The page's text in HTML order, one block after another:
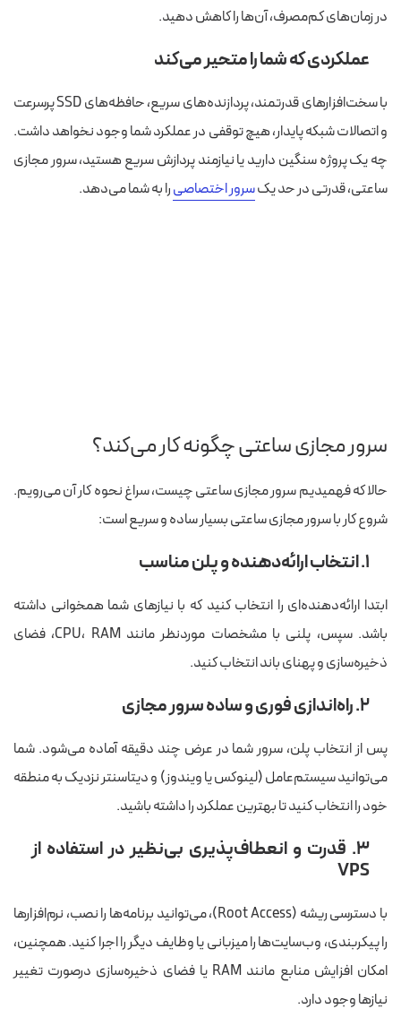
در زمان‌های کم‌مصرف، آن‌ها را کاهش دهید.
عملکردی که شما را متحیر می‌کند
با سخت‌افزارهای قدرتمند، پردازنده‌های سریع، حافظه‌های SSD پرسرعت
و اتصالات شبکه پایدار، هیچ توقفی در عملکرد شما وجود نخواهد داشت.
چه یک پروژه سنگین دارید یا نیازمند پردازش سریع هستید، سرور مجازی
ساعتی، قدرتی در حد یکسرور اختصاصیرا به شما می‌دهد.
سرور مجازی ساعتی چگونه کار می‌کند؟
حالا که فهمیدیم سرور مجازی ساعتی چیست، سراغ نحوه کار آن می‌رویم.
شروع کار با سرور مجازی ساعتی بسیار ساده و سریع است:
۱. انتخاب ارائه‌دهنده و پلن مناسب
ابتدا ارائه‌دهنده‌ای را انتخاب کنید که با نیازهای شما همخوانی داشته
باشد. سپس، پلنی با مشخصات موردنظر مانند CPU، RAM، فضای
ذخیره‌سازی و پهنای باند انتخاب کنید.
۲. راه‌اندازی فوری و ساده سرور مجازی
پس از انتخاب پلن، سرور شما در عرض چند دقیقه آماده می‌شود. شما
می‌توانید سیستم‌عامل (لینوکس یا ویندوز) و دیتاسنتر نزدیک به منطقه‌
خود را انتخاب کنید تا بهترین عملکرد را داشته باشید.
۳. قدرت و انعطاف‌پذیری بی‌نظیر در استفاده از
VPS
با دسترسی ریشه (Root Access)، می‌توانید برنامه‌ها را نصب، نرم‌افزارها
را پیکربندی، وب‌سایت‌ها را میزبانی یا وظایف دیگر را اجرا کنید. همچنین،
امکان افزایش منابع مانند RAM یا فضای ذخیره‌سازی درصورت تغییر
نیازها وجود دارد.